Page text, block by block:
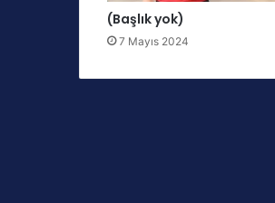
(Başlık yok)
7 Mayıs 2024